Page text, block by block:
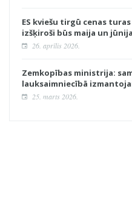
ES kviešu tirgū cenas
izšķiroši būs maija un
26. aprīlis 2026.
Zemkopības ministrija:
lauksaimniecībā
25. marts 2026.